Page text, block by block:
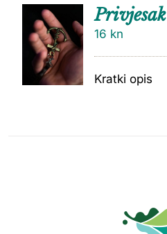
DODAJ
U
KOŠARI
CU
Privjesak
16 kn
Kratki opis